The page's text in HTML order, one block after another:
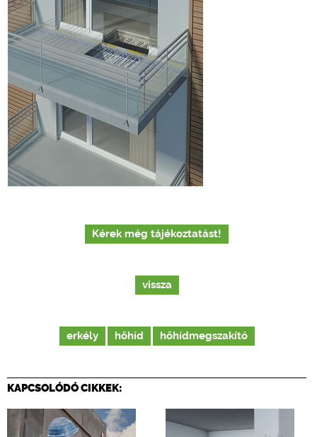
Kérek még tájékoztatást!
vissza
erkély hőhíd hőhídmegszakító
KAPCSOLÓDÓ CIKKEK: